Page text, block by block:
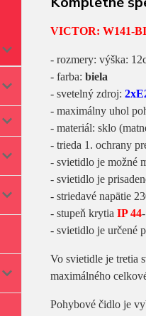
VICTOR: W141-BI
- rozmery: výška:
- farba: biela
- svetelný zdroj:
- maximálny uhol
- materiál: sklo
- trieda 1. ochrany
- svietidlo je možné
- svietidlo je
- striedavé napätie
- stupeň krytia IP 44
- svietidlo je určené
Vo svietidle je tretia
maximálného
Pohybové čidlo je